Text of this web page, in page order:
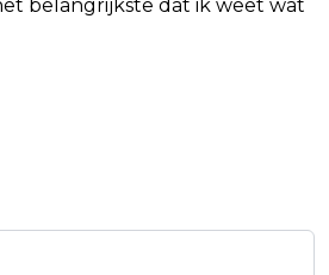
belangrijkste dat ik weet wat
VERTREKKEN IN DE
VS
BELEVEREN DOOR